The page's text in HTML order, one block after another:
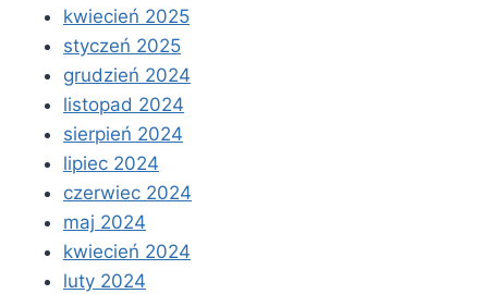
kwiecień 2025
styczeń 2025
grudzień 2024
listopad 2024
sierpień 2024
lipiec 2024
czerwiec 2024
maj 2024
kwiecień 2024
luty 2024